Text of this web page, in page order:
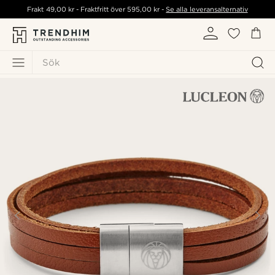
Sök
Frakt 49,00 kr- Fraktfritt över595,00 kr -Se alla leveransalternativ